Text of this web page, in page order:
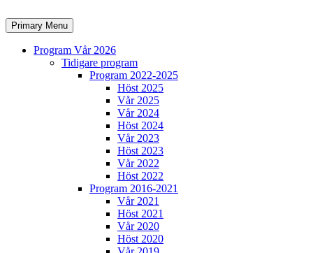
to
content
Search
Primary Menu
Program Vår 2026
Tidigare program
Program 2022-2025
Höst 2025
Vår 2025
Vår 2024
Höst 2024
Vår 2023
Höst 2023
Vår 2022
Höst 2022
Program 2016-2021
Vår 2021
Höst 2021
Vår 2020
Höst 2020